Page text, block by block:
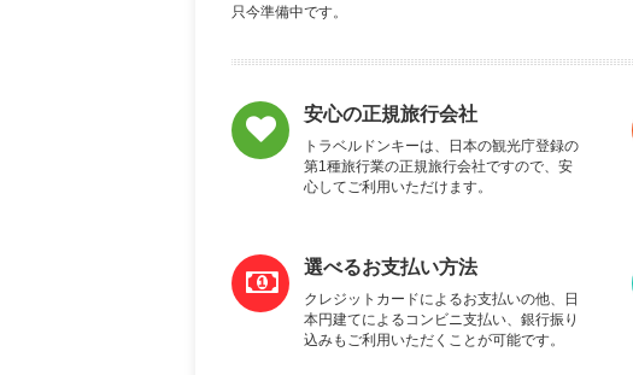
只今準備中です。
安心の正規旅行会社
トラベルドンキーは、日本の観光庁登録の
第1種旅行業の正規旅行会社ですので、安
心してご利用いただけます。
選べるお支払い方法
クレジットカードによるお支払いの他、日
本円建てによるコンビニ支払い、銀行振り
込みもご利用いただくことが可能です。